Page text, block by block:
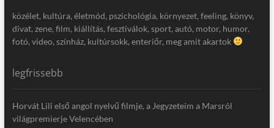
közélet, kultúra, életmód, pszichológia, környezet, feeling, könyv,
divat, zene, film, kiállítás, fesztiválok, sport, autó, motor, humor,
fotó, video, színház, kultúrsokk, enteriőr, meg amit akartok
legfrissebb
Horvát Lili első angol nyelvű filmje, a Jegyzeteim a Marsról
világpremierje Velencében